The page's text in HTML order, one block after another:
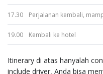
17.30 Perjalanan kembali,
19.00 Kembali ke hotel
Itinerary di atas hanyalah
include driver, Anda bisa